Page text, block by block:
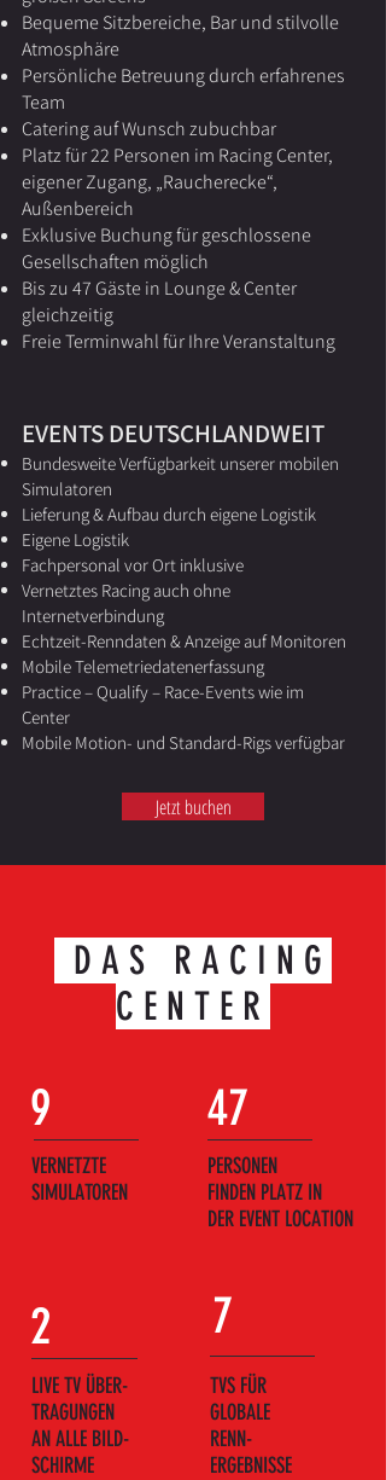
Bequeme Sitzbereiche, Bar und stilvolle
Atmosphäre
Persönliche Betreuung durch erfahrenes
Team
Catering auf Wunsch zubuchbar
Platz für 22 Personen im Racing Center,
eigener Zugang, „Raucherecke“,
Außenbereich
Exklusive Buchung für geschlossene
Gesellschaften möglich
Bis zu 47 Gäste in Lounge & Center
gleichzeitig
Freie Terminwahl für Ihre Veranstaltung
EVENTS DEUTSCHLANDWEIT
Bundesweite Verfügbarkeit unserer mobilen
Simulatoren
Lieferung & Aufbau durch eigene Logistik
Eigene Logistik
Fachpersonal vor Ort inklusive
Vernetztes Racing auch ohne
Internetverbindung
Echtzeit-Renndaten & Anzeige auf Monitoren
Mobile Telemetriedatenerfassung
Practice – Qualify – Race-Events wie im
Center
Mobile Motion- und Standard-Rigs verfügbar
Jetzt buchen
DAS RACING
CENTER
9
VERNETZTE
SIMULATOREN
2
LIVE TV ÜBER-
TRAGUNGEN
AN ALLE BILD-
SCHIRME
47
PERSONEN
FINDEN PLATZ IN
DER EVENT LOCATION
7
TVS FÜR
GLOBALE
RENN-
ERGEBNISSE